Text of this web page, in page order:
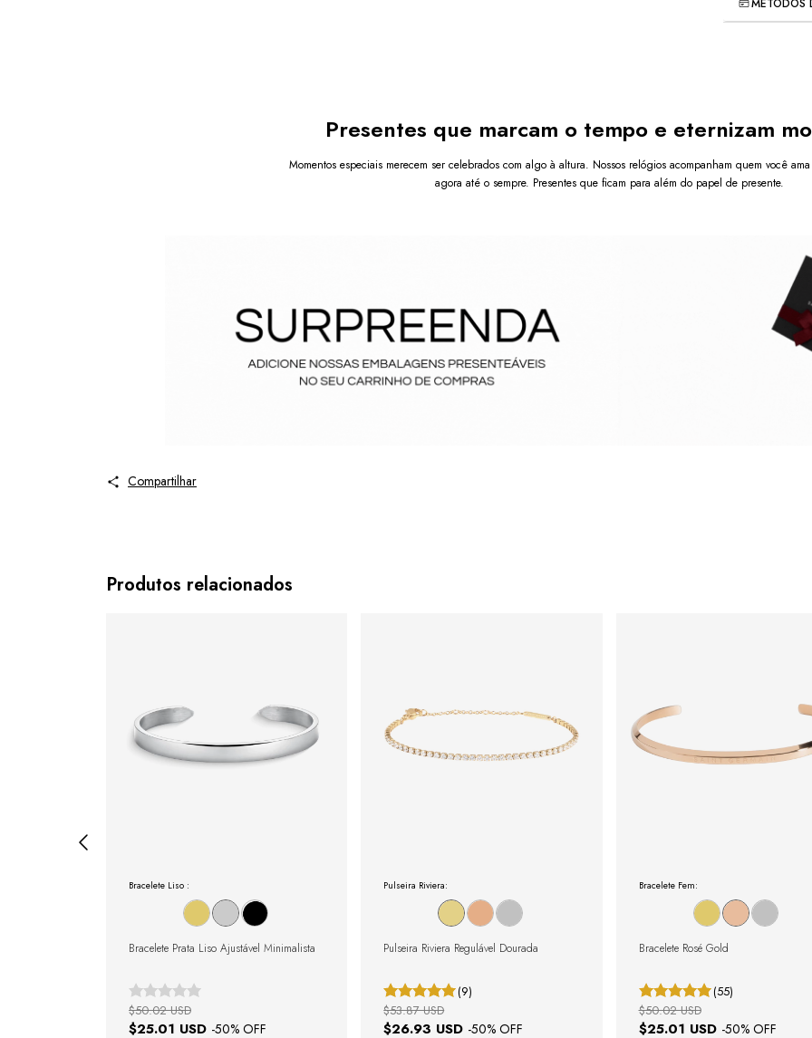
oxidação e
tornando-a
ocasiões
que
Meios de
MÉTODOS
Presentes que marcam o tempo e eternizam
Momentos especiais merecem ser celebrados com algo à altura. Nossos relógios acompanham quem você
agora até o sempre. Presentes que ficam para além do papel de presente.
Compartilhar
Produtos relacionados
Bracelete Liso :
Bracelete Prata Liso Ajustável Minimalista
$25.01 USD -50% OFF
$50.02 USD
Pulseira Riviera:
Pulseira Riviera Regulável Dourada
(9)
$26.93 USD -50% OFF
$53.87 USD
Bracelete Fem:
Bracelete Rosé Gold
(55)
$25.01 USD -50% OFF
$50.02 USD